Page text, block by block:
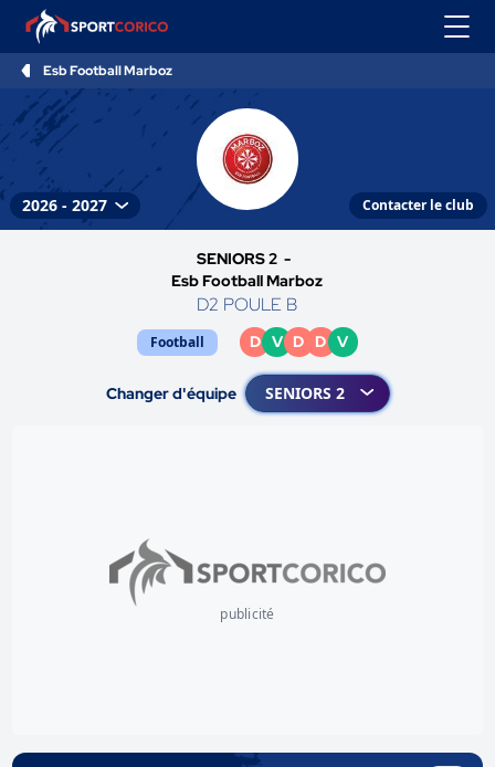
Esb Football Marboz
Contacter le club
SENIORS 2 -
Esb Football Marboz
D2 POULE B
Football D V D D V
Changer d'équipe
publicité